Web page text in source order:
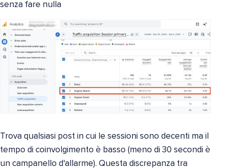
senza fare nulla
Trova qualsiasi post in cui le sessioni sono decenti ma il
tempo di coinvolgimento è basso (meno di 30 secondi è
un campanello d'allarme). Questa discrepanza tra